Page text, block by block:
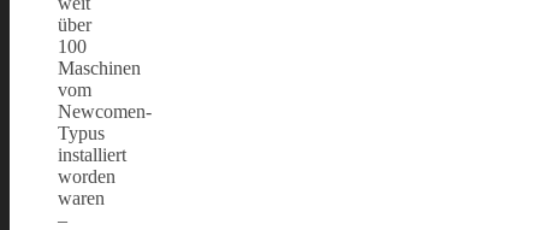
über
100
Maschinen
vom
Newcomen-
Typus
installiert
worden
waren
–